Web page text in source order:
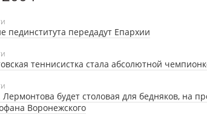
пединститута передадут Епархии
теннисистка стала абсолютной
Лермонтова будет столовая для бедняков, на
Воронежского